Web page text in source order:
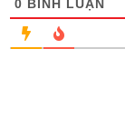
0 BÌNH LUẬN